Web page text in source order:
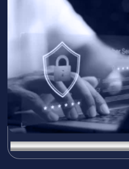
Информационна сигурност